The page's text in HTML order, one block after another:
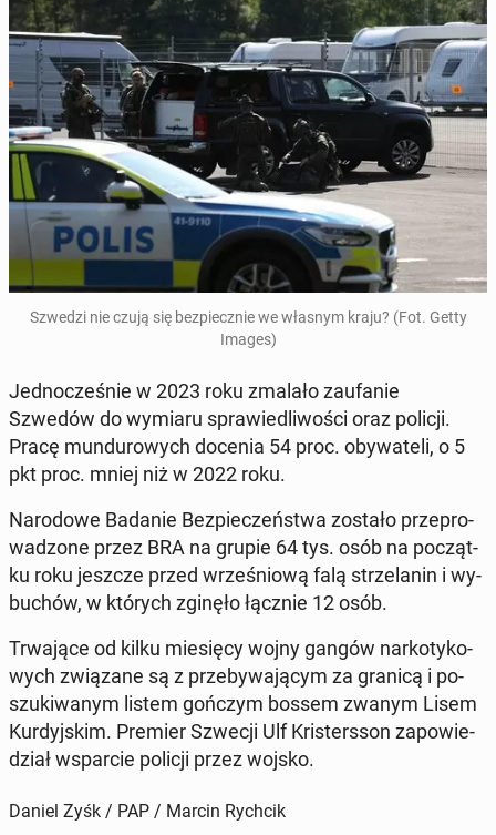
Szwedzi nie czują się bez­piecz­nie we własnym kraju? (Fot. Getty
Images)
Jed­no­cze­śnie w 2023 roku zmalało za­ufa­nie
Szwedów do wymiaru spra­wie­dli­wo­ści oraz policji.
Pracę mun­du­ro­wych docenia 54 proc. oby­wa­te­li, o 5
pkt proc. mniej niż w 2022 roku.
Na­ro­do­we Badanie Bez­pie­czeń­stwa zostało prze­pro­
wa­dzo­ne przez BRA na grupie 64 tys. osób na po­cząt­
ku roku jeszcze przed wrze­śnio­wą falą strze­la­nin i wy­
bu­chów, w których zginęło łącznie 12 osób.
Trwa­ją­ce od kilku mie­się­cy wojny gangów nar­ko­ty­ko­
wych zwią­za­ne są z prze­by­wa­ją­cym za granicą i po­
szu­ki­wa­nym listem gończym bossem zwanym Lisem
Kur­dyj­skim. Premier Szwecji Ulf Kri­sters­son za­po­wie­
dział wspar­cie policji przez wojsko.
Daniel Zyśk / PAP / Marcin Rychcik